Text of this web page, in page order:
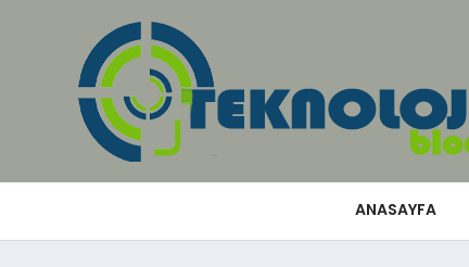
ANASAYFA